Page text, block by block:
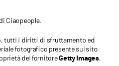
Ciaopeople.
tutti i diritti di sfruttamento ed
fotografico presente sul sito
del fornitoreGetty Images.